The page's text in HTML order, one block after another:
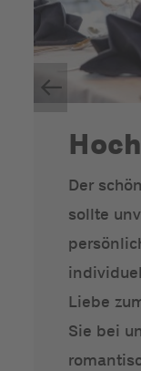
Der
sollte
Liebe
Sie bei